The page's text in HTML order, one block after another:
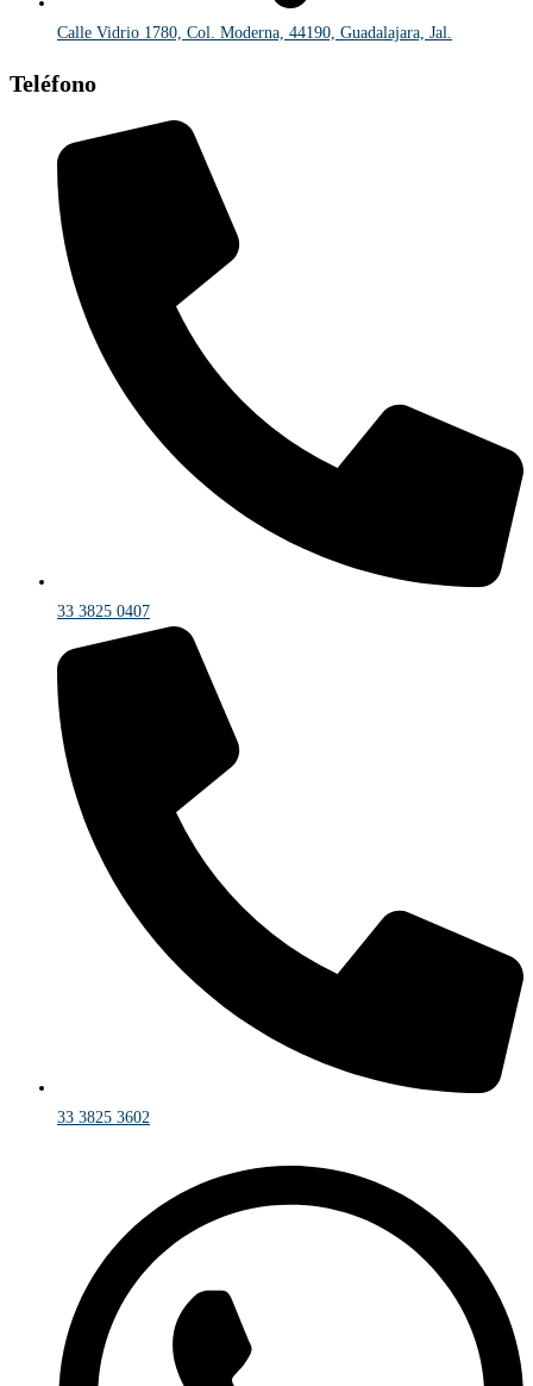
Calle Vidrio 1780, Col. Moderna, 44190, Guadalajara, Jal.
Teléfono
33 3825 0407
33 3825 3602